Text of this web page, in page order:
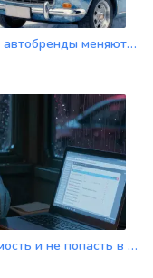
Ребрендинг и смена логотипов: почему автобренды меняют лицо в 2025 году
ОСАГО для такси: как рассчитать стоимость и не попасть в ловушку страховщика